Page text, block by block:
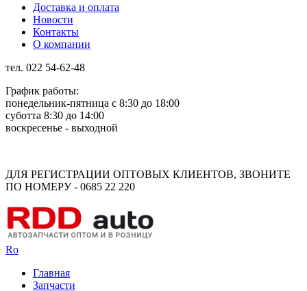
Доставка и оплата
Новости
Контакты
О компании
тел. 022 54-62-48
График работы:
понедельник-пятница с 8:30 до 18:00
суботта 8:30 до 14:00
воскресенье - выходной
ДЛЯ РЕГИСТРАЦИИ ОПТОВЫХ КЛИЕНТОВ, ЗВОНИТЕ
ПО НОМЕРУ - 0685 22 220
Ro
Главная
Запчасти